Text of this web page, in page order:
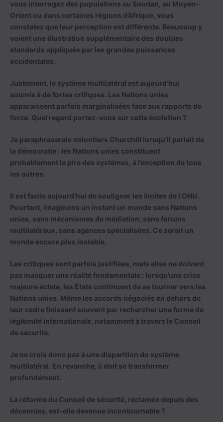
vous interrogez des populations au Soudan, au Moyen-
Orient ou dans certaines régions d’Afrique, vous
constatez que leur perception est différente. Beaucoup y
voient une illustration supplémentaire des doubles
standards appliqués par les grandes puissances
occidentales.
Justement, le système multilatéral est aujourd’hui
soumis à de fortes critiques. Les Nations unies
apparaissent parfois marginalisées face aux rapports de
force. Quel regard portez-vous sur cette évolution ?
Je paraphraserais volontiers Churchill lorsqu’il parlait de
la démocratie : les Nations unies constituent
probablement le pire des systèmes, à l’exception de tous
les autres.
Il est facile aujourd’hui de souligner les limites de l’ONU.
Pourtant, imaginons un instant un monde sans Nations
unies, sans mécanismes de médiation, sans forums
multilatéraux, sans agences spécialisées. Ce serait un
monde encore plus instable.
Les critiques sont parfois justifiées, mais elles ne doivent
pas masquer une réalité fondamentale : lorsqu’une crise
majeure éclate, les États continuent de se tourner vers les
Nations unies. Même les accords négociés en dehors de
leur cadre finissent souvent par rechercher une forme de
légitimité internationale, notamment à travers le Conseil
de sécurité.
Je ne crois donc pas à une disparition du système
multilatéral. En revanche, il doit se transformer
profondément.
La réforme du Conseil de sécurité, réclamée depuis des
décennies, est-elle devenue incontournable ?